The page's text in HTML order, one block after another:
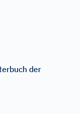
der